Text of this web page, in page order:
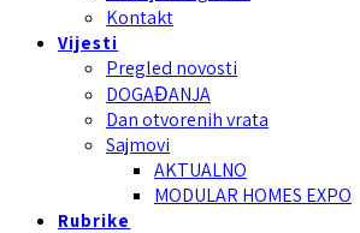
Kontakt
Vijesti
Pregled novosti
DOGAĐANJA
Dan otvorenih vrata
Sajmovi
AKTUALNO
MODULAR HOMES EXPO
Rubrike